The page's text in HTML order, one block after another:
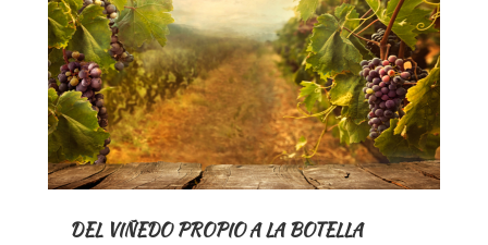
DEL VIÑEDO PROPIO A LA BOTELLA